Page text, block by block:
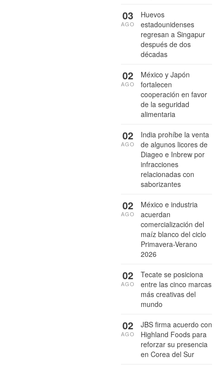
Huevos
estadounidenses
regresan a Singapur
después de dos
décadas
03
AGO
México y Japón
fortalecen
cooperación en favor
de la seguridad
alimentaria
02
AGO
India prohíbe la venta
de algunos licores de
Diageo e Inbrew por
infracciones
relacionadas con
saborizantes
02
AGO
México e industria
acuerdan
comercialización del
maíz blanco del ciclo
Primavera-Verano
2026
02
AGO
Tecate se posiciona
entre las cinco marcas
más creativas del
mundo
02
AGO
JBS firma acuerdo con
Highland Foods para
reforzar su presencia
en Corea del Sur
02
AGO